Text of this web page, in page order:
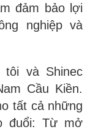
đảm bảo lợi
nghiệp và
và Shinec
Cầu Kiền.
tất cả những
đuổi: Từ mở